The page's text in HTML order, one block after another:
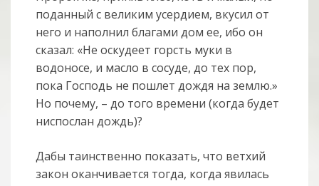
поданный с великим усердием, вкусил от
него и наполнил благами дом ее, ибо он
сказал: «Не оскудеет горсть муки в
водоносе, и масло в сосуде, до тех пор,
пока Господь не пошлет дождя на землю.»
Но почему, – до того времени (когда будет
ниспослан дождь)?
Дабы таинственно показать, что ветхий
закон оканчивается тогда, когда явилась